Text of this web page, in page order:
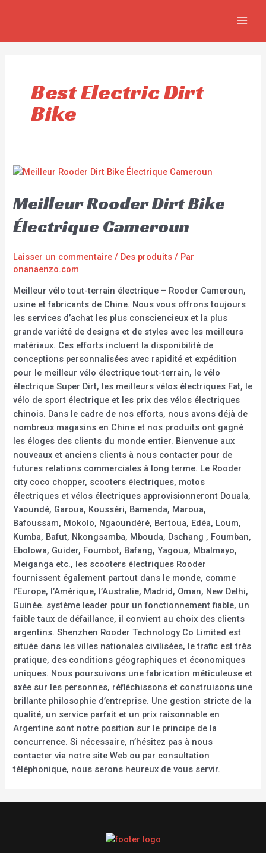
Best Electric Dirt
Bike
Meilleur Rooder Dirt Bike
Électrique Cameroun
Laisser un commentaire / Des produits / Par
onanaenzo.com
Meilleur vélo tout-terrain électrique – Rooder Cameroun,
usine et fabricants de Chine. Nous vous offrons toujours
les services d’achat les plus consciencieux et la plus
grande variété de designs et de styles avec les meilleurs
matériaux. Ces efforts incluent la disponibilité de
conceptions personnalisées avec rapidité et expédition
pour le meilleur vélo électrique tout-terrain, le vélo
électrique Super Dirt, les meilleurs vélos électriques Fat, le
vélo de sport électrique et les prix des vélos électriques
chinois. Dans le cadre de nos efforts, nous avons déjà de
nombreux magasins en Chine et nos produits ont gagné
les éloges des clients du monde entier. Bienvenue aux
nouveaux et anciens clients à nous contacter pour de
futures relations commerciales à long terme. Le Rooder
city coco chopper, scooters électriques, motos
électriques et vélos électriques approvisionneront Douala,
Yaoundé, Garoua, Kousséri, Bamenda, Maroua,
Bafoussam, Mokolo, Ngaoundéré, Bertoua, Edéa, Loum,
Kumba, Bafut, Nkongsamba, Mbouda, Dschang , Foumban,
Ebolowa, Guider, Foumbot, Bafang, Yagoua, Mbalmayo,
Meiganga etc., les scooters électriques Rooder
fournissent également partout dans le monde, comme
l’Europe, l’Amérique, l’Australie, Madrid, Oman, New Delhi,
Guinée. système leader pour un fonctionnement fiable, un
faible taux de défaillance, il convient au choix des clients
argentins. Shenzhen Rooder Technology Co Limited est
située dans les villes nationales civilisées, le trafic est très
pratique, des conditions géographiques et économiques
uniques. Nous poursuivons une fabrication méticuleuse et
axée sur les personnes, réfléchissons et construisons une
brillante philosophie d’entreprise. Une gestion stricte de la
qualité, un service parfait et un prix raisonnable en
Argentine sont notre position sur le principe de la
concurrence. Si nécessaire, n’hésitez pas à nous
contacter via notre site Web ou par consultation
téléphonique, nous serons heureux de vous servir.